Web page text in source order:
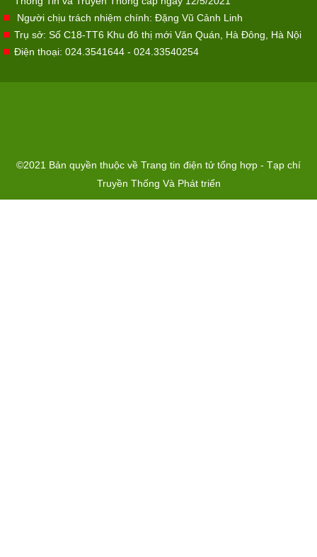
Người chịu trách nhiệm chính: Đặng Vũ Cảnh Linh
Trụ sở: Số C18-TT6 Khu đô thị mới Văn Quán, Hà Đông, Hà Nội
Điện thoại: 024.3541644 - 024.33540254
©2021 Bản quyền thuộc về Trang tin điện tử tổng hợp - Tạp chí
Truyền Thống Và Phát triển